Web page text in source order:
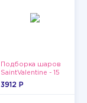
Подборка шаров
SaintValentine - 15
3912 P